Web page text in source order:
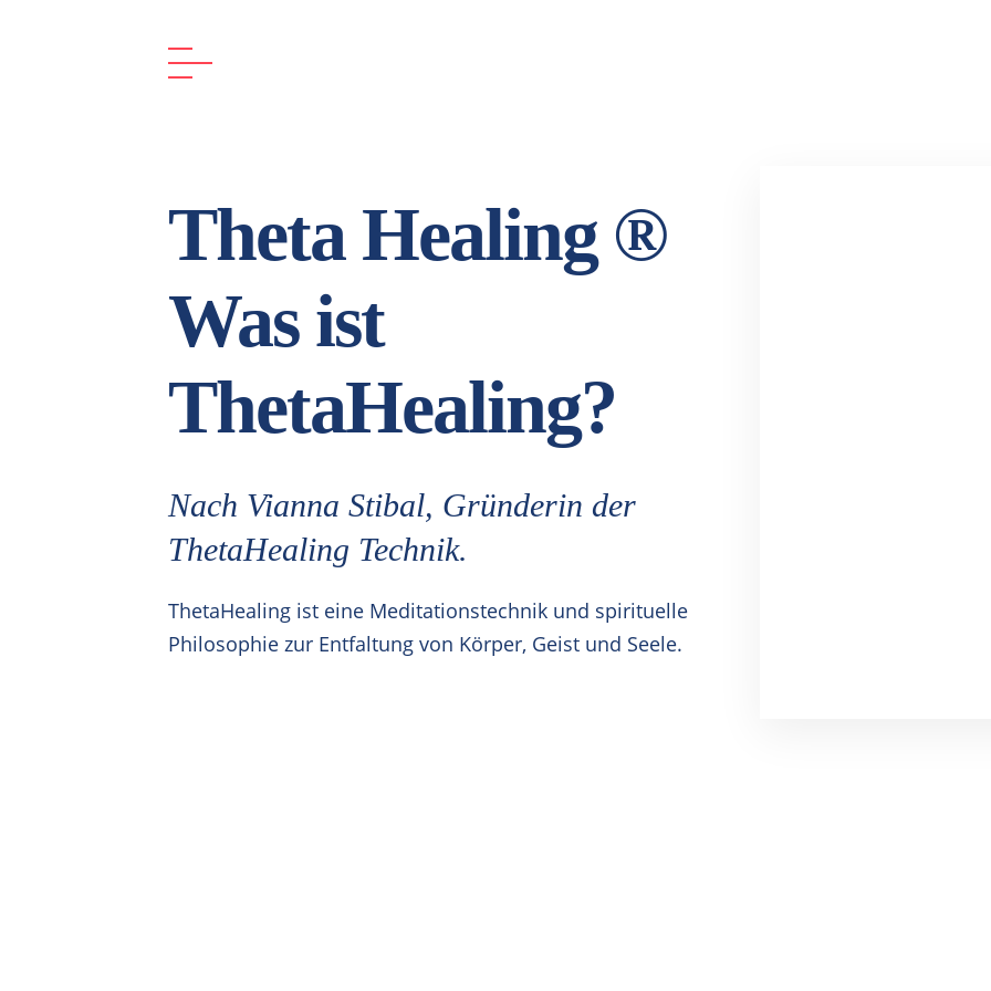
Theta Healing ®
Was ist
ThetaHealing?
Nach Vianna Stibal, Gründerin der
ThetaHealing Technik.
ThetaHealing ist eine Meditationstechnik und spirituelle
Philosophie zur Entfaltung von Körper, Geist und Seele.